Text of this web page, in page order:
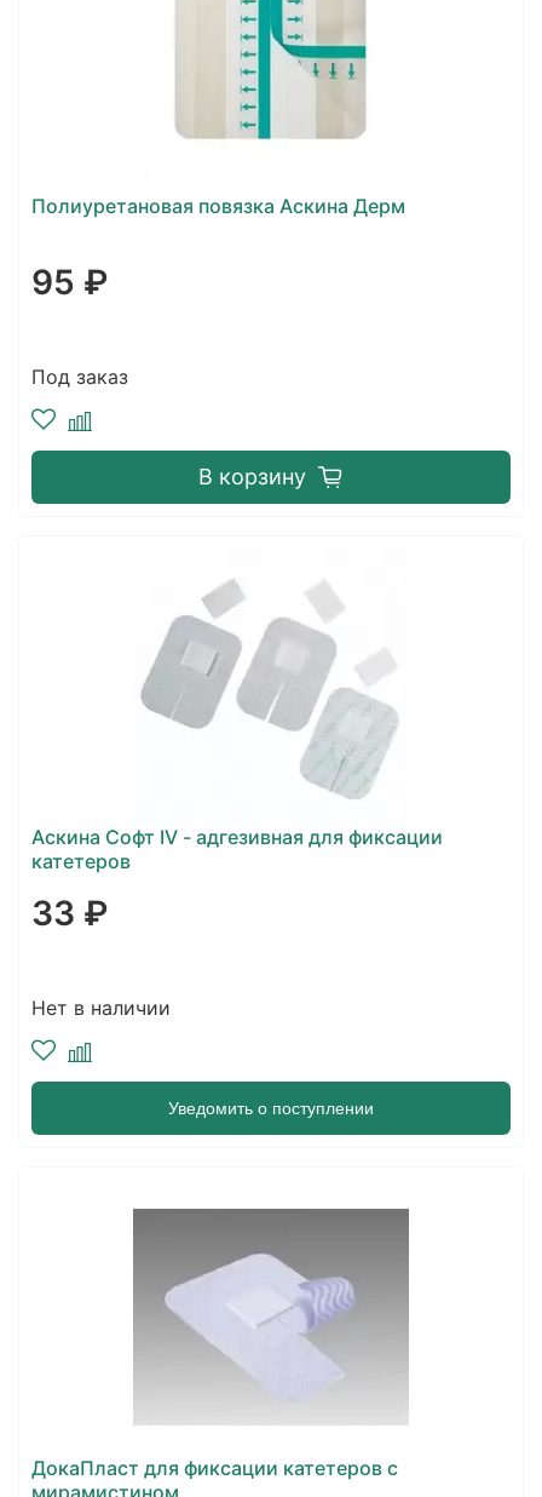
Полиуретановая повязка Аскина Дерм
95 ₽
Под заказ
В корзину
Аскина Софт IV - адгезивная для фиксации
катетеров
33 ₽
Нет в наличии
Уведомить о поступлении
ДокаПласт для фиксации катетеров с
мирамистином